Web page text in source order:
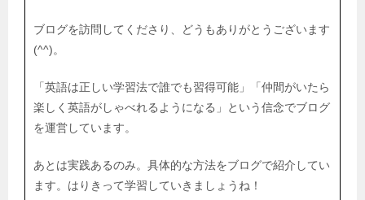
ブログを訪問してくださり、どうもありがとうございます
(^^)。
「英語は正しい学習法で誰でも習得可能」「仲間がいたら
楽しく英語がしゃべれるようになる」という信念でブログ
を運営しています。
あとは実践あるのみ。具体的な方法をブログで紹介してい
ます。はりきって学習していきましょうね！